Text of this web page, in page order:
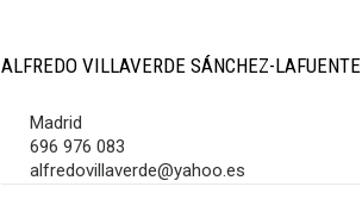
ALFREDO VILLAVERDE SÁNCHEZ-LAFUENTE
Madrid
696 976 083
alfredovillaverde@yahoo.es